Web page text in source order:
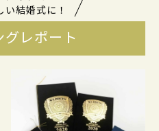
い結婚式に！
グレポート